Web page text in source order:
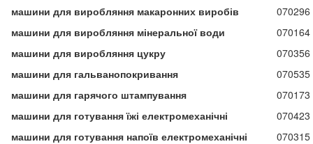
машини для виробляння макаронних виробів
070296
машини для виробляння мінеральної води
070164
машини для виробляння цукру
070356
машини для гальванопокривання
070535
машини для гарячого штампування
070173
машини для готування їжі електромеханічні
070423
машини для готування напоїв електромеханічні
070315